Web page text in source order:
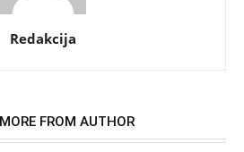
Redakcija
MORE FROM AUTHOR